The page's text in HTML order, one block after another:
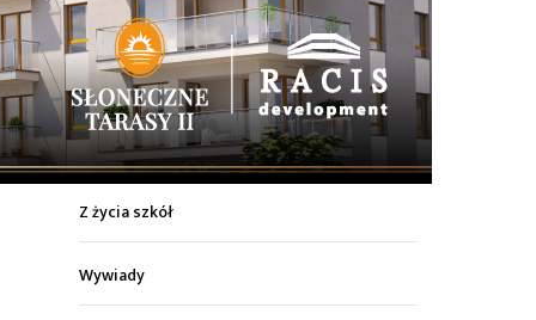
Sport
Kultura
Wiadomości z regionu
Z życia szkół
Wywiady